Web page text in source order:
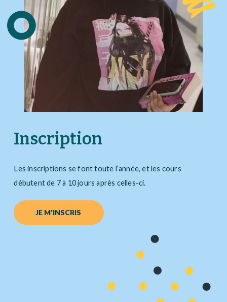
Inscription
Les inscriptions se font toute l’année, et les cours
débutent de 7 à 10 jours après celles-ci.
JE M'INSCRIS